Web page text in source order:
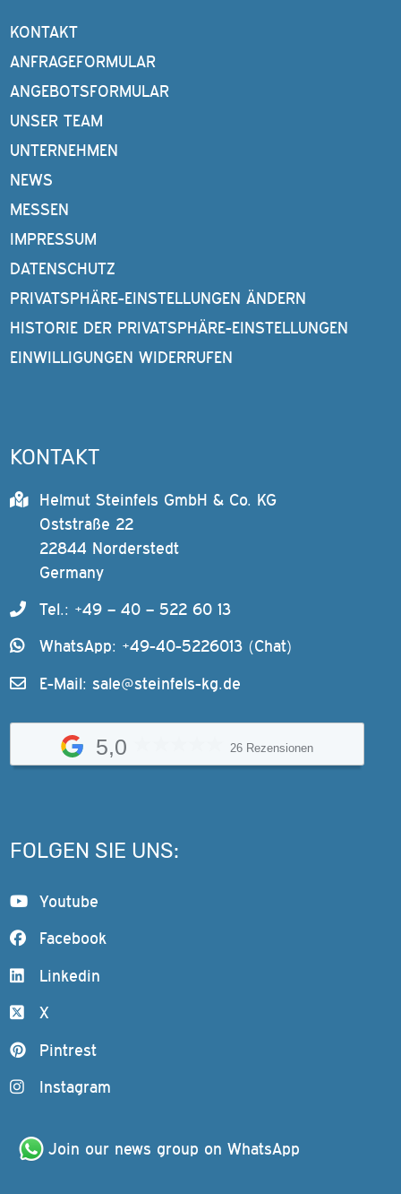
KONTAKT
ANFRAGEFORMULAR
ANGEBOTSFORMULAR
UNSER TEAM
UNTERNEHMEN
NEWS
MESSEN
IMPRESSUM
DATENSCHUTZ
PRIVATSPHÄRE-EINSTELLUNGEN ÄNDERN
HISTORIE DER PRIVATSPHÄRE-EINSTELLUNGEN
EINWILLIGUNGEN WIDERRUFEN
KONTAKT
Helmut Steinfels GmbH & Co. KG
Oststraße 22
22844 Norderstedt
Germany
Tel.: +49 – 40 – 522 60 13
WhatsApp: +49-40-5226013 (Chat)
E-Mail: sale@steinfels-kg.de
5,0 26 Rezensionen
FOLGEN SIE UNS:
Youtube
Facebook
Linkedin
X
Pintrest
Instagram
Join our news group on WhatsApp